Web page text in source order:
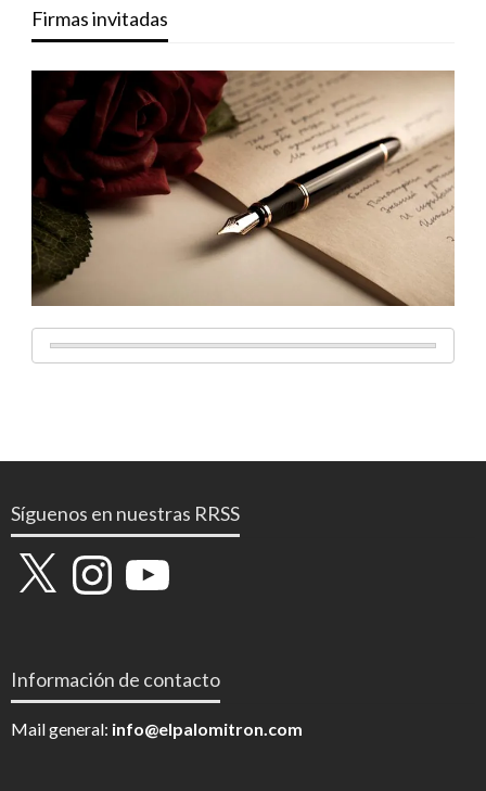
Firmas invitadas
Síguenos en nuestras RRSS
X InstagramYouTube
Información de contacto
Mail general: info@elpalomitron.com